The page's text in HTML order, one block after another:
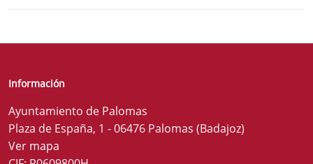
Información
Ayuntamiento de Palomas
Plaza de España, 1 - 06476 Palomas (Badajoz)
Ver mapa